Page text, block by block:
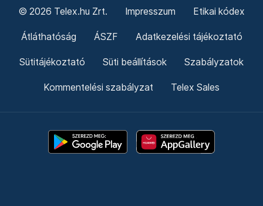
© 2026 Telex.hu Zrt. Impresszum Etikai kódex
Átláthatóság ÁSZF Adatkezelési tájékoztató
Sütitájékoztató Süti beállítások Szabályzatok
Kommentelési szabályzat Telex Sales